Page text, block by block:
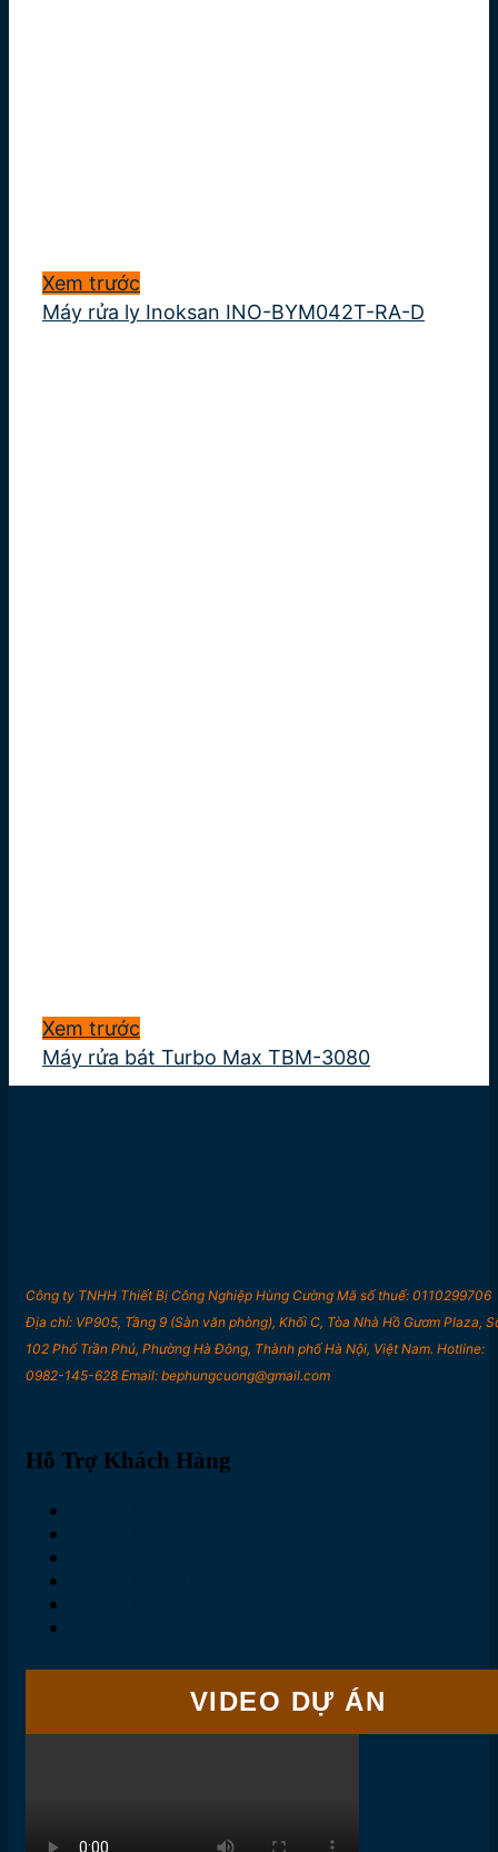
Xem trước
Máy rửa ly Inoksan INO-BYM042T-RA-D
Xem trước
Máy rửa bát Turbo Max TBM-3080
Công ty TNHH Thiết Bị Công Nghiệp Hùng Cường Mã số thuế: 0110299706
Địa chỉ: VP905, Tầng 9 (Sàn văn phòng), Khối C, Tòa Nhà Hồ Gươm Plaza,
102 Phố Trần Phú, Phường Hà Đông, Thành phố Hà Nội, Việt Nam. Hotline:
0982-145-628 Email: bephungcuong@gmail.com
Hỗ Trợ Khách Hàng
VIDEO DỰ ÁN